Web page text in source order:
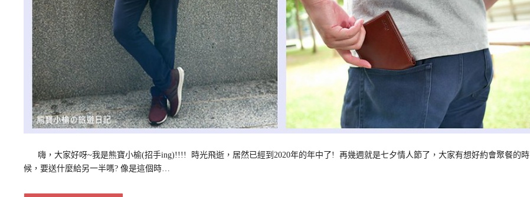
嗨，大家好呀~我是熊寶小榆(招手ing)!!!! 時光飛逝，居然已經到2020年的年中了! 再幾週就是七夕情人節了，大家有想好約會聚餐的時
候，要送什麼給另一半嗎? 像是這個時…